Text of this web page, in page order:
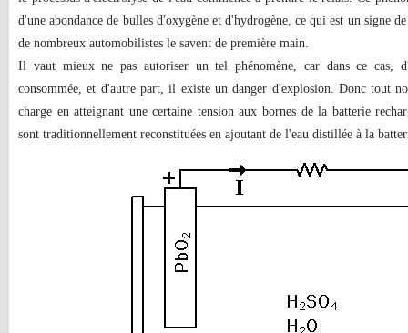
d'une abondance de bulles d'oxygène et d'hydrogène, ce qui est un signe
de nombreux automobilistes le savent de première main.
Il vaut mieux ne pas autoriser un tel phénomène, car dans ce cas,
consommée, et d'autre part, il existe un danger d'explosion. Donc tout
charge en atteignant une certaine tension aux bornes de la batterie
sont traditionnellement reconstituées en ajoutant de l'eau distillée à la